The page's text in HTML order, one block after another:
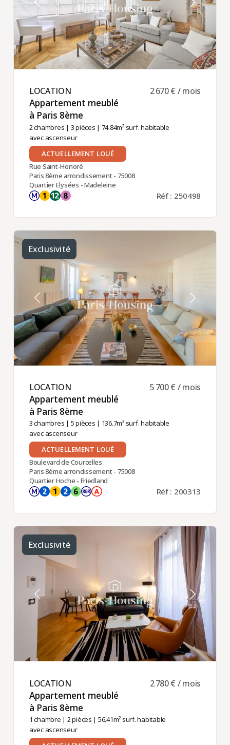
LOCATION ​
Appartement meublé
à Paris 8ème ​
2 chambres | 3 pièces | 74.84m² surf. habitable
avec ascenseur
2 670 € / mois
ACTUELLEMENT LOUÉ
Rue Saint-Honoré
Paris 8ème arrondissement - 75008
Quartier Elysées - Madeleine
Réf : 250498
Exclusivité
LOCATION ​
Appartement meublé
à Paris 8ème ​
3 chambres | 5 pièces | 136.7m² surf. habitable
avec ascenseur
5 700 € / mois
ACTUELLEMENT LOUÉ
Boulevard de Courcelles
Paris 8ème arrondissement - 75008
Quartier Hoche - Friedland
Réf : 200313
Exclusivité
LOCATION ​
Appartement meublé
à Paris 8ème ​
1 chambre | 2 pièces | 56.41m² surf. habitable
avec ascenseur
2 780 € / mois